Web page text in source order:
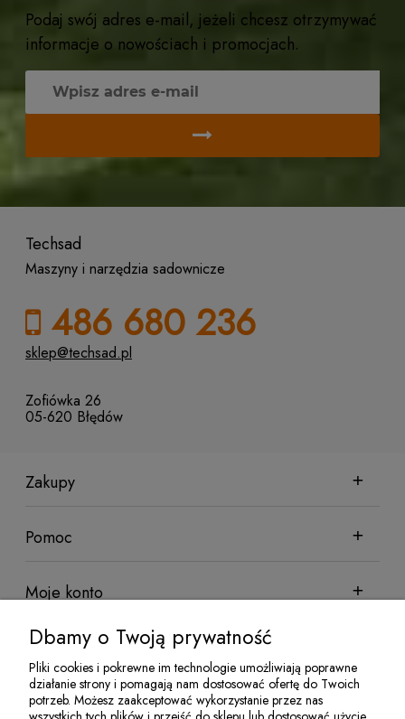
Podaj swój adres e-mail, jeżeli chcesz otrzymywać
informacje o nowościach i promocjach.
Techsad
Maszyny i narzędzia sadownicze
486 680 236
sklep@techsad.pl
Zofiówka 26
05-620 Błędów
Zakupy
Pomoc
Moje konto
Informacje
Dbamy o Twoją prywatność
Pliki cookies i pokrewne im technologie umożliwiają poprawne
działanie strony i pomagają nam dostosować ofertę do Twoich
potrzeb. Możesz zaakceptować wykorzystanie przez nas